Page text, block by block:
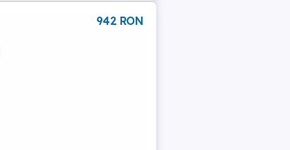
942 RON